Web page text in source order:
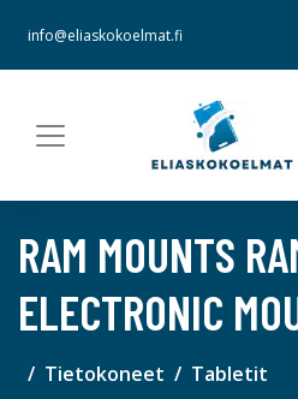
info@eliaskokoelmat.fi
RAM MOUNTS
ELECTRONIC
Tietokoneet Tabletit